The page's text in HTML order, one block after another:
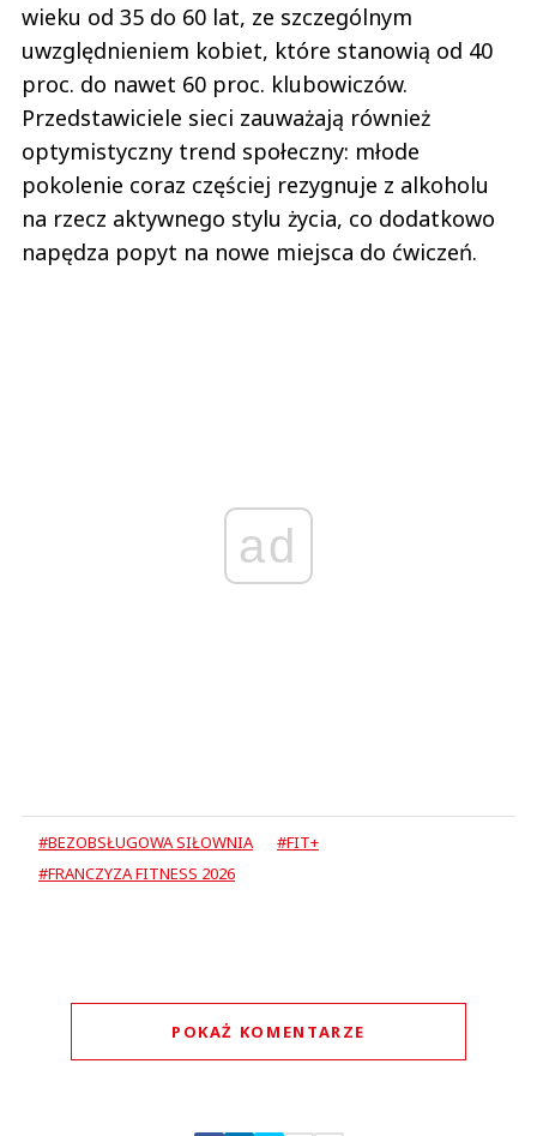
wieku od 35 do 60 lat, ze szczególnym
uwzględnieniem kobiet, które stanowią od 40
proc. do nawet 60 proc. klubowiczów.
Przedstawiciele sieci zauważają również
optymistyczny trend społeczny: młode
pokolenie coraz częściej rezygnuje z alkoholu
na rzecz aktywnego stylu życia, co dodatkowo
napędza popyt na nowe miejsca do ćwiczeń.
ad
#BEZOBSŁUGOWA SIŁOWNIA
#FIT+
#FRANCZYZA FITNESS 2026
POKAŻ KOMENTARZE